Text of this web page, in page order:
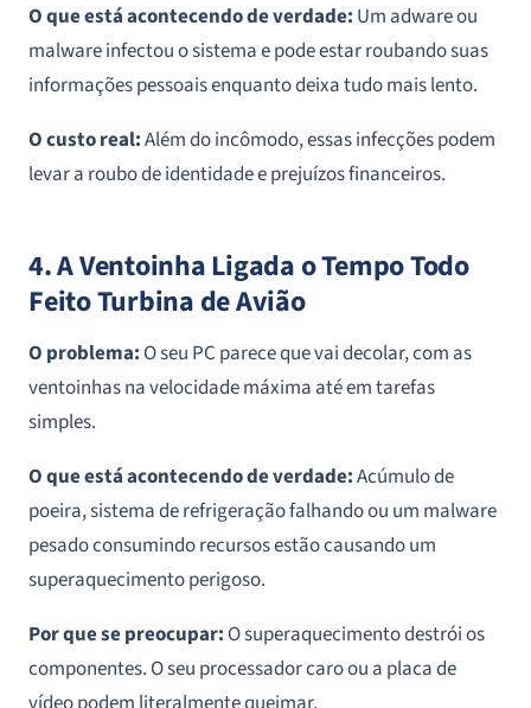
O que está acontecendo de verdade: Um adware ou
malware infectou o sistema e pode estar roubando suas
informações pessoais enquanto deixa tudo mais lento.
O custo real:Além do incômodo, essas infecções podem
levar a roubo de identidade e prejuízos financeiros.
4. A Ventoinha Ligada o Tempo Todo
Feito Turbina de Avião
O problema: O seu PC parece que vai decolar, com as
ventoinhas na velocidade máxima até em tarefas
simples.
O que está acontecendo de verdade:Acúmulo de
poeira, sistema de refrigeração falhando ou um malware
pesado consumindo recursos estão causando um
superaquecimento perigoso.
Por que se preocupar: O superaquecimento destrói os
componentes. O seu processador caro ou a placa de